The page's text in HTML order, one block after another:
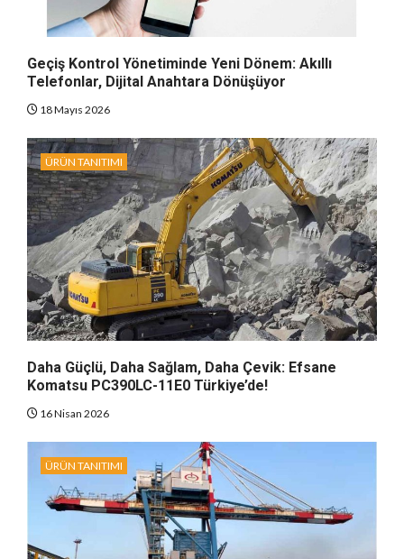
Geçiş Kontrol Yönetiminde Yeni Dönem: Akıllı
Telefonlar, Dijital Anahtara Dönüşüyor
18 Mayıs 2026
ÜRÜN TANITIMI
Daha Güçlü, Daha Sağlam, Daha Çevik: Efsane
Komatsu PC390LC-11E0 Türkiye’de!
16 Nisan 2026
ÜRÜN TANITIMI